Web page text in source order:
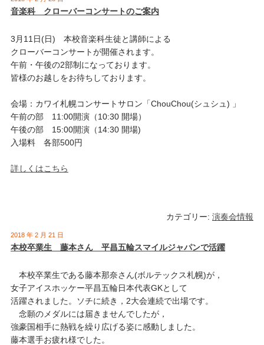
音楽科 クローバーコンサートのご案内
3月11日(日) 本校音楽科生徒と講師による
クローバーコンサートが開催されます。
午前・午後の2部制になっております。
皆様のお越しをお待ちしております。
会場：カワイ札幌コンサートサロン「ChouChou(シュシュ) 」
午前の部 11:00開演（10:30 開場）
午後の部 15:00開演（14:30 開場)
入場料 各部500円
詳しくはこちら
カテゴリー:演奏会情報
2018 年 2 月 21 日
本校卒業生 藤本さん 平昌五輪スマイルジャパンで活躍
本校卒業生である藤本那奈さん(ボルテックス札幌)が，
女子アイスホッケー平昌五輪日本代表GKとして
活躍されました。ソチに続き，2大会連続で出場です。
念願のメダルには届きませんでしたが，
強豪国相手に熱戦を繰り広げる姿に感動しました。
藤本選手お疲れ様でした。